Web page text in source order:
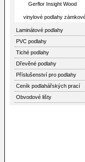
Gerflor Insight Wood
vinylové podlahy
Laminátové podlahy
PVC podlahy
Tiché podlahy
Dřevěné podlahy
Příslušenství pro podlahy
Ceník podlahářských prací
Obvodové lišty